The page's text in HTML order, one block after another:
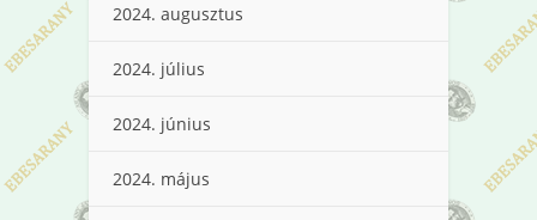
2024. augusztus
2024. július
2024. június
2024. május